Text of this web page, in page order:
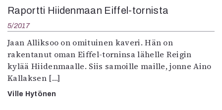
Raportti Hiidenmaan Eiffel-tornista
5/2017
Jaan Alliksoo on omituinen kaveri. Hän on
rakentanut oman Eiffel-torninsa lähelle Reigin
kylää Hiidenmaalle. Siis samoille maille, jonne Aino
Kallaksen […]
Ville Hytönen